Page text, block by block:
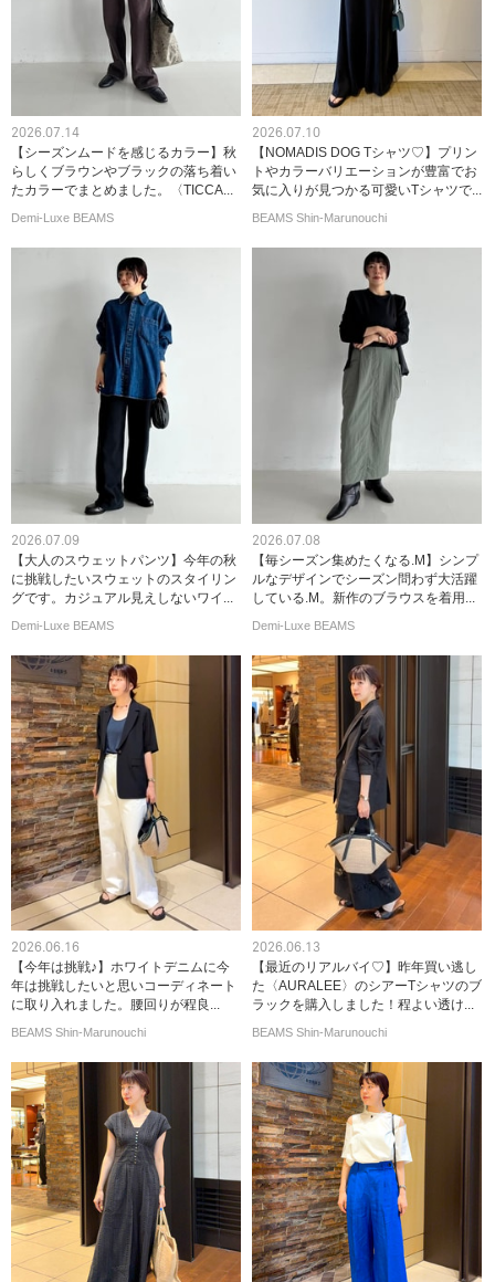
2026.07.14
【シーズンムードを感じるカラー】秋
らしくブラウンやブラックの落ち着い
たカラーでまとめました。〈TICCA...
Demi-Luxe BEAMS
2026.07.10
【NOMADIS DOG Tシャツ♡】プリン
トやカラーバリエーションが豊富でお
気に入りが見つかる可愛いTシャツで...
BEAMS Shin-Marunouchi
2026.07.09
【大人のスウェットパンツ】今年の秋
に挑戦したいスウェットのスタイリン
グです。カジュアル見えしないワイ...
Demi-Luxe BEAMS
2026.07.08
【毎シーズン集めたくなる.M】シンプ
ルなデザインでシーズン問わず大活躍
している.M。新作のブラウスを着用...
Demi-Luxe BEAMS
2026.06.16
【今年は挑戦♪】ホワイトデニムに今
年は挑戦したいと思いコーディネート
に取り入れました。腰回りが程良...
BEAMS Shin-Marunouchi
2026.06.13
【最近のリアルバイ♡】昨年買い逃し
た〈AURALEE〉のシアーTシャツのブ
ラックを購入しました！程よい透け...
BEAMS Shin-Marunouchi